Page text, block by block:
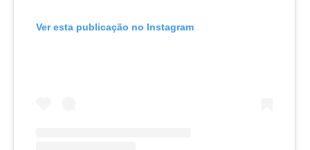
Ver esta publicação no Instagram